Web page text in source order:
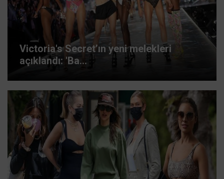
Victoria's Secret’ın yeni melekleri
açıklandı: 'Ba...